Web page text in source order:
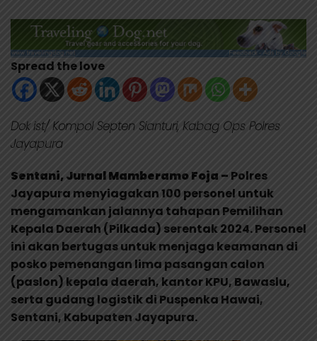
Spread the love
Dok ist/ Kompol Septen Sianturi, Kabag Ops Polres
Jayapura
Sentani, Jurnal Mamberamo Foja – Polres
Jayapura menyiagakan 100 personel untuk
mengamankan jalannya tahapan Pemilihan
Kepala Daerah (Pilkada) serentak 2024. Personel
ini akan bertugas untuk menjaga keamanan di
posko pemenangan lima pasangan calon
(paslon) kepala daerah, kantor KPU, Bawaslu,
serta gudang logistik di Puspenka Hawai,
Sentani, Kabupaten Jayapura.